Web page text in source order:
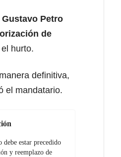
Petro
de
hurto.
definitiva,
el mandatario.
debe estar precedido
y reemplazo de